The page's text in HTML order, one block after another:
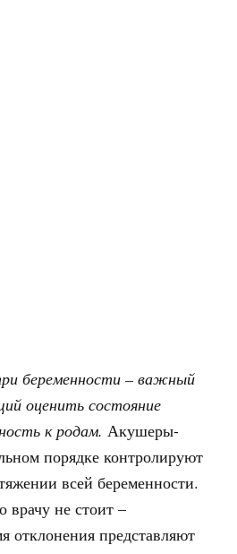
беременности – важный
оценить состояние
к родам. Акушеры-
порядке контролируют
всей беременности.
врачу не стоит –
отклонения представляют